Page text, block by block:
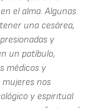
el alma. Algunas
una cesárea,
y
un patíbulo,
médicos y
nos
y espiritual